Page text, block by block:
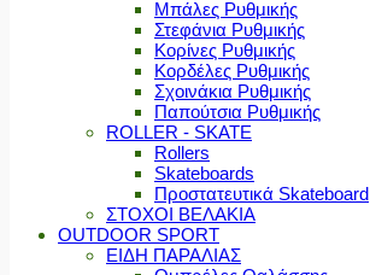
Μπάλες Ρυθμικής
Στεφάνια Ρυθμικής
Κορίνες Ρυθμικής
Κορδέλες Ρυθμικής
Σχοινάκια Ρυθμικής
Παπούτσια Ρυθμικής
ROLLER - SKATE
Rollers
Skateboards
Προστατευτικά Skateboard
ΣΤΟΧΟΙ ΒΕΛΑΚΙΑ
OUTDOOR SPORT
ΕΙΔΗ ΠΑΡΑΛΙΑΣ